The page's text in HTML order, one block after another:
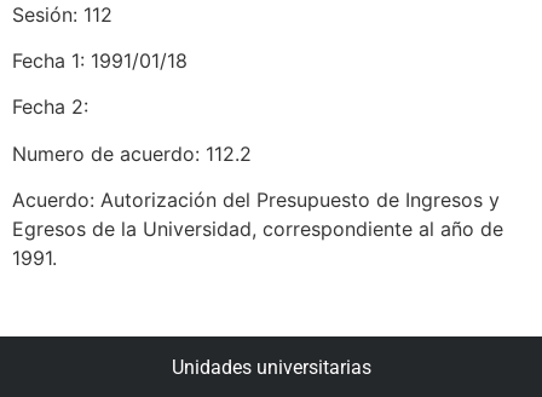
Sesión: 112
Fecha 1: 1991/01/18
Fecha 2:
Numero de acuerdo: 112.2
Acuerdo: Autorización del Presupuesto de Ingresos y
Egresos de la Universidad, correspondiente al año de
1991.
Unidades universitarias